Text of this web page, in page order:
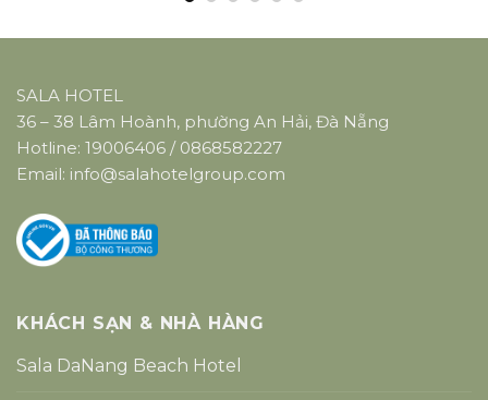
SALA HOTEL
36 – 38 Lâm Hoành, phường An Hải, Đà Nẵng
Hotline: 19006406 / 0868582227
Email: info@salahotelgroup.com
KHÁCH SẠN & NHÀ HÀNG
Sala DaNang Beach Hotel